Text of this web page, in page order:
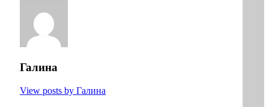
Галина
View posts by Галина